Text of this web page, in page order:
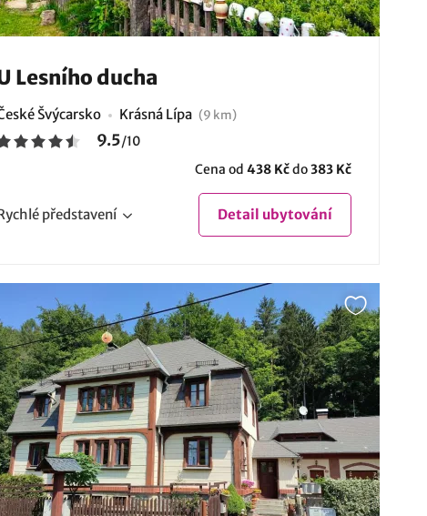
Lesního ducha
Švýcarsko Krásná Lípa (9 km)
9.5/10
Cena od 438 Kčdo383 Kč
představení Detail ubytování